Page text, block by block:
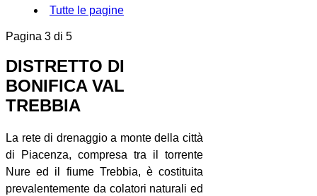
Tutte le pagine
Pagina 3 di 5
DISTRETTO DI
BONIFICA VAL
TREBBIA
La rete di drenaggio a monte della città
di Piacenza, compresa tra il torrente
Nure ed il fiume Trebbia, è costituita
prevalentemente da colatori naturali ed